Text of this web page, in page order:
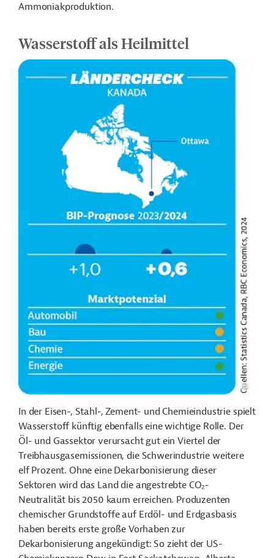
Ammoniakproduktion.
Wasserstoff als Heilmittel
In der Eisen-, Stahl-, Zement- und Chemieindustrie spielt
Wasserstoff künftig ebenfalls eine wichtige Rolle. Der
Öl- und Gassektor verursacht gut ein Viertel der
Treibhausgasemissionen, die Schwerindustrie weitere
elf Prozent. Ohne eine Dekarbonisierung dieser
Sektoren wird das Land die angestrebte CO₂-
Neutralität bis 2050 kaum erreichen. Produzenten
chemischer Grundstoffe auf Erdöl- und Erdgasbasis
haben bereits erste große Vorhaben zur
Dekarbonisierung angekündigt: So zieht der US-